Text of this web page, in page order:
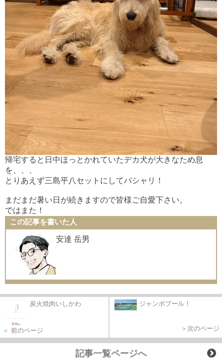
帰宅すると日中ほっとかれていたデカ犬が大きなため息
を、、、
とりあえず三島平八セットにしてパシャリ！
まだまだ暑い日が続きますので皆様ご自愛下さい。
ではまた！
この記事を書いた人
安達 岳男
炭火焼肉いしかわ
＜ 前のページ
ジャンボプール！
＞次のページ
記事一覧ページへ